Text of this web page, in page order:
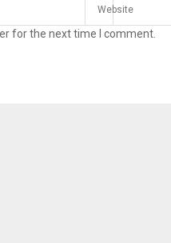
for the next time I comment.